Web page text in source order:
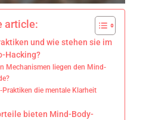
article:
und wie stehen sie im
Hacking?
Mechanismen liegen den Mind-
die mentale Klarheit
bieten Mind-Body-